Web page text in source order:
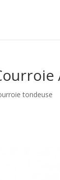
tondeuse